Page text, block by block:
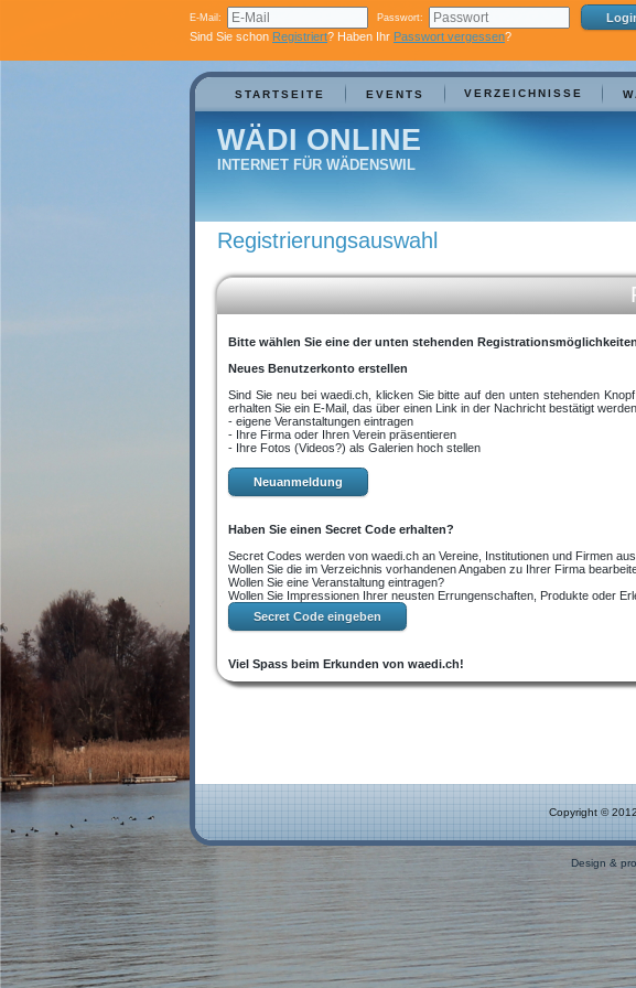
E-Mail: Passwort:
Sind Sie schon Registriert? Haben Ihr Passwort vergessen?
STARTSEITE EVENTS VERZEICHNISSE
Registrierungsauswahl
WÄDI ONLINE
INTERNET FÜR WÄDENSWIL
Bitte wählen Sie eine der unten stehenden
Neues Benutzerkonto erstellen
Sind Sie neu bei waedi.ch, klicken Sie bitte auf den unten stehenden
erhalten Sie ein E-Mail, das über einen Link in der Nachricht bestätigt
- eigene Veranstaltungen eintragen
- Ihre Firma oder Ihren Verein präsentieren
- Ihre Fotos (Videos?) als Galerien hoch stellen
Neuanmeldung
Haben Sie einen Secret Code erhalten?
Secret Codes werden von waedi.ch an Vereine, Institutionen und Firmen
Wollen Sie die im Verzeichnis vorhandenen Angaben zu Ihrer Firma
Wollen Sie eine Veranstaltung eintragen?
Wollen Sie Impressionen Ihrer neusten Errungenschaften, Produkte oder
Viel Spass beim Erkunden von waedi.ch!
Copyright ©
Design &